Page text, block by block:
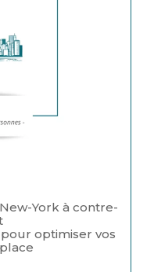
York à contre-
optimiser vos